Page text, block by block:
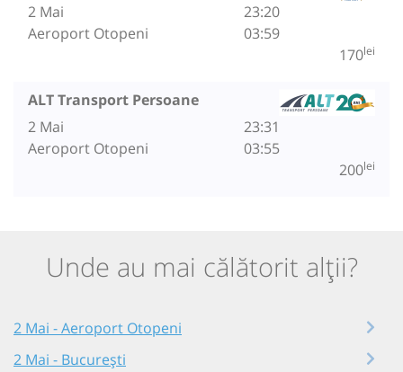
2 Mai
Aeroport Otopeni
23:20
03:59
170lei
ALT Transport Persoane
2 Mai
Aeroport Otopeni
23:31
03:55
200lei
Unde au mai călătorit alții?
2 Mai - Aeroport Otopeni
2 Mai - București